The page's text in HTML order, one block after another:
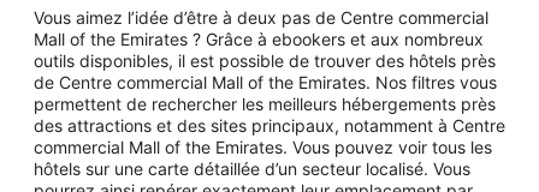
Vous aimez l’idée d’être à deux pas de Centre commercial
Mall of the Emirates ? Grâce à ebookers et aux nombreux
outils disponibles, il est possible de trouver des hôtels près
de Centre commercial Mall of the Emirates. Nos filtres vous
permettent de rechercher les meilleurs hébergements près
des attractions et des sites principaux, notamment à Centre
commercial Mall of the Emirates. Vous pouvez voir tous les
hôtels sur une carte détaillée d’un secteur localisé. Vous